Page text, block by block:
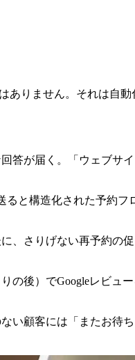
りません。それは自
答が届く。「ウェブサ
と構造化された予約
、さりげない再予約の
後）でGoogleレビュ
い顧客には「またお待